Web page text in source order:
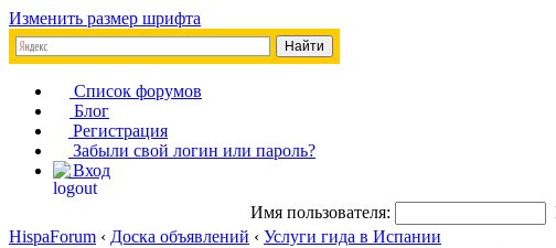
Изменить размер шрифта
Список форумов
Блог
Регистрация
Забыли свой логин или пароль?
Вход
Имя пользователя:
HispaForum ‹ Доска объявлений ‹ Услуги гида в Испании